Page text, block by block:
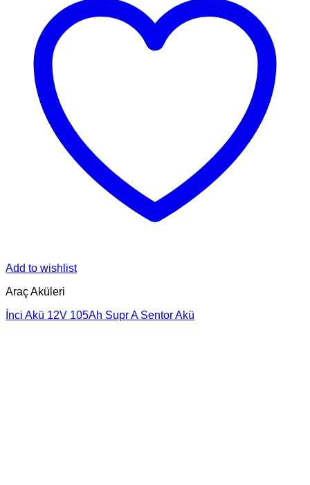
Add to wishlist
Araç Aküleri
İnci Akü 12V 105Ah Supr A Sentor Akü